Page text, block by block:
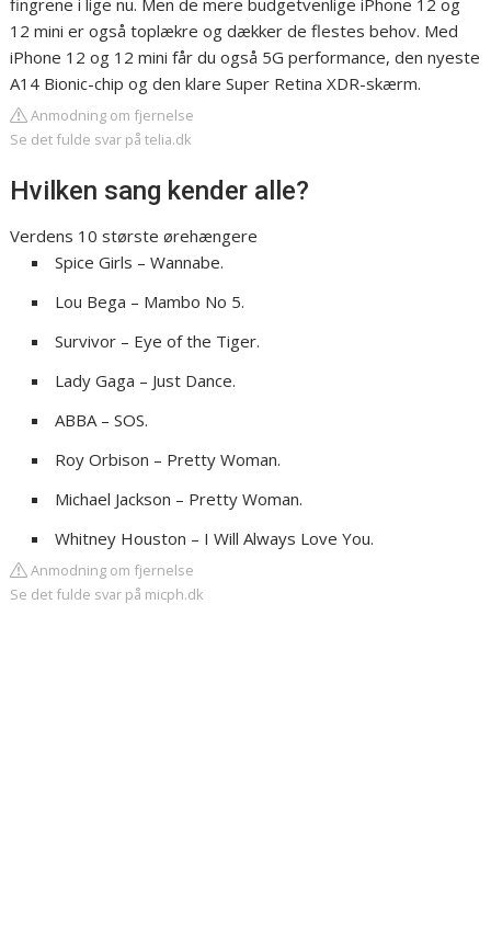
fingrene i lige nu. Men de mere budgetvenlige iPhone 12 og
12 mini er også toplækre og dækker de flestes behov. Med
iPhone 12 og 12 mini får du også 5G performance, den nyeste
A14 Bionic-chip og den klare Super Retina XDR-skærm.
Anmodning om fjernelse
Se det fulde svar på telia.dk
Hvilken sang kender alle?
Verdens 10 største ørehængere
Spice Girls – Wannabe.
Lou Bega – Mambo No 5.
Survivor – Eye of the Tiger.
Lady Gaga – Just Dance.
ABBA – SOS.
Roy Orbison – Pretty Woman.
Michael Jackson – Pretty Woman.
Whitney Houston – I Will Always Love You.
Anmodning om fjernelse
Se det fulde svar på micph.dk